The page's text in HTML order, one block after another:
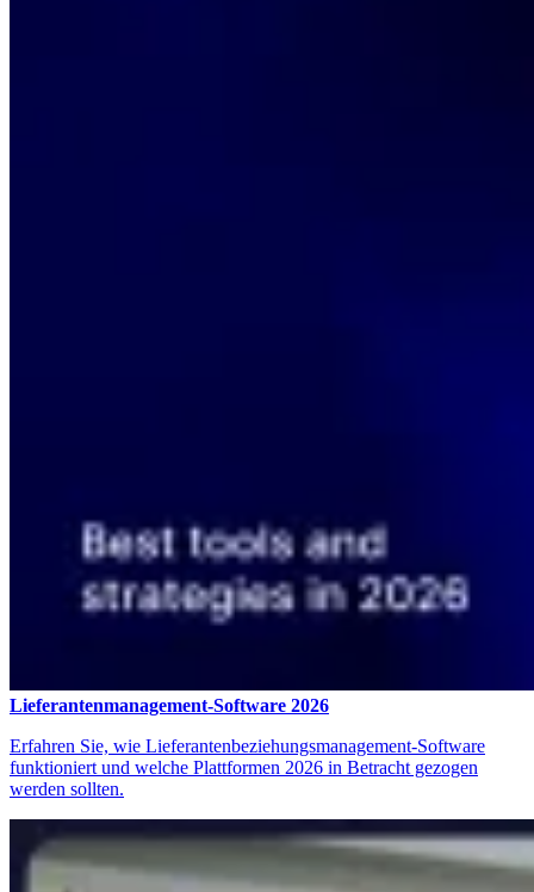
Lieferantenmanagement-Software 2026
Erfahren Sie, wie Lieferantenbeziehungsmanagement-Software
funktioniert und welche Plattformen 2026 in Betracht gezogen
werden sollten.